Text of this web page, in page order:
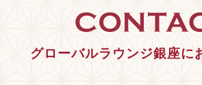
ENGLISH
グローバルラウンジ銀座に